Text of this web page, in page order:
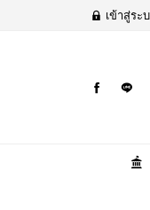
เข้าสู่ระ